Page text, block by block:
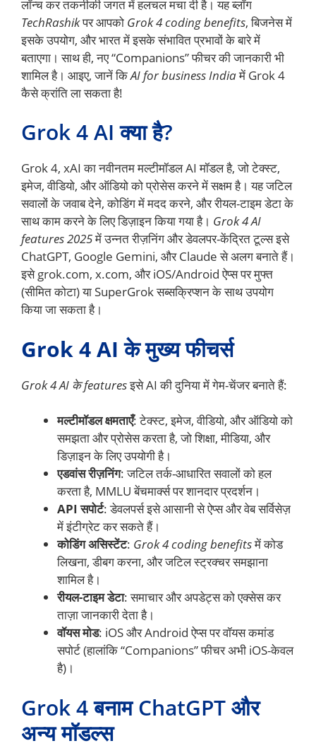
लॉन्च कर तकनीकी जगत में हलचल मचा दी है। यह ब्लॉग
TechRashikपर आपको Grok 4 coding benefits, बिजनेस में
इसके उपयोग, और भारत में इसके संभावित प्रभावों के बारे में
बताएगा। साथ ही, नए “Companions” फीचर की जानकारी भी
शामिल है। आइए, जानें किAI for business Indiaमें Grok 4
कैसे क्रांति ला सकता है!
Grok 4 AI क्या है?
Grok 4, xAI का नवीनतम मल्टीमॉडल AI मॉडल है, जो टेक्स्ट,
इमेज, वीडियो, और ऑडियो को प्रोसेस करने में सक्षम है। यह जटिल
सवालों के जवाब देने, कोडिंग में मदद करने, और रीयल-टाइम डेटा के
साथ काम करने के लिए डिज़ाइन किया गया है। Grok 4 AI
features 2025में उन्नत रीज़निंग और डेवलपर-केंद्रित टूल्स इसे
ChatGPT, Google Gemini, और Claude से अलग बनाते हैं।
इसे grok.com, x.com, और iOS/Android ऐप्स पर मुफ्त
(सीमित कोटा) या SuperGrok सब्सक्रिप्शन के साथ उपयोग
किया जा सकता है।
Grok 4 AI के मुख्य फीचर्स
Grok 4 AI के featuresइसे AI की दुनिया में गेम-चेंजर बनाते हैं:
मल्टीमॉडल क्षमताएँ: टेक्स्ट, इमेज, वीडियो, और ऑडियो को
समझता और प्रोसेस करता है, जो शिक्षा, मीडिया, और
डिज़ाइन के लिए उपयोगी है।
एडवांस रीज़निंग: जटिल तर्क-आधारित सवालों को हल
करता है, MMLU बेंचमार्क्स पर शानदार प्रदर्शन।
API सपोर्ट: डेवलपर्स इसे आसानी से ऐप्स और वेब सर्विसेज़
में इंटीग्रेट कर सकते हैं।
कोडिंग असिस्टेंट: Grok 4 coding benefitsमें कोड
लिखना, डीबग करना, और जटिल स्ट्रक्चर समझाना
शामिल है।
रीयल-टाइम डेटा: समाचार और अपडेट्स को एक्सेस कर
ताज़ा जानकारी देता है।
वॉयस मोड: iOS और Android ऐप्स पर वॉयस कमांड
सपोर्ट (हालांकि “Companions” फीचर अभी iOS-केवल
है)।
Grok 4 बनाम ChatGPT और
अन्य मॉडल्स